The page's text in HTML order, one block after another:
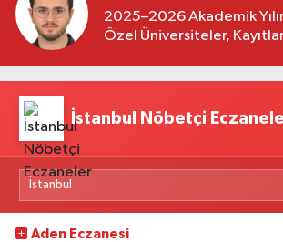
2025–2026 Akademik
Özel Üniversiteler,
İstanbul Nöbetçi
Aden Eczanesi